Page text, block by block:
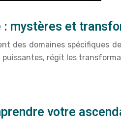
mystères et
des domaines spécifiques
puissantes, régit les
votre